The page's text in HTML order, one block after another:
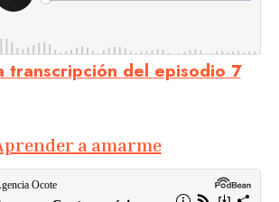
transcripción del episodio 7
a amarme